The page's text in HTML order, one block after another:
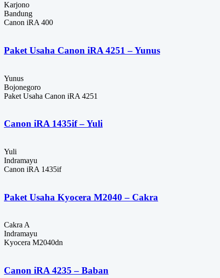
Karjono
Bandung
Canon iRA 400
Paket Usaha Canon iRA 4251 – Yunus
Yunus
Bojonegoro
Paket Usaha Canon iRA 4251
Canon iRA 1435if – Yuli
Yuli
Indramayu
Canon iRA 1435if
Paket Usaha Kyocera M2040 – Cakra
Cakra A
Indramayu
Kyocera M2040dn
Canon iRA 4235 – Baban